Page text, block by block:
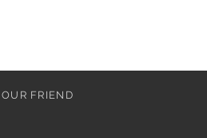
FRIEND